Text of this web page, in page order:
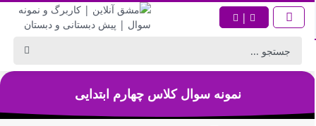
|
نمونه سوال کلاس چهارم ابتدایی